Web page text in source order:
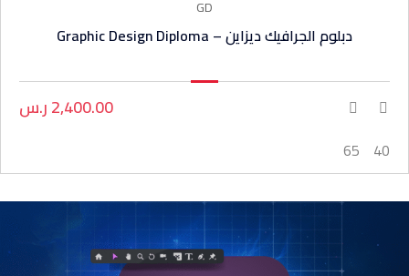
GD
دبلوم الجرافيك ديزاين – Graphic Design Diploma
40
65
2,400.00 ر.س